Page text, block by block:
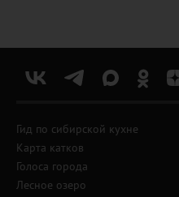
Гид по сибирской кухне
Карта катков
Голоса города
Лесное озеро